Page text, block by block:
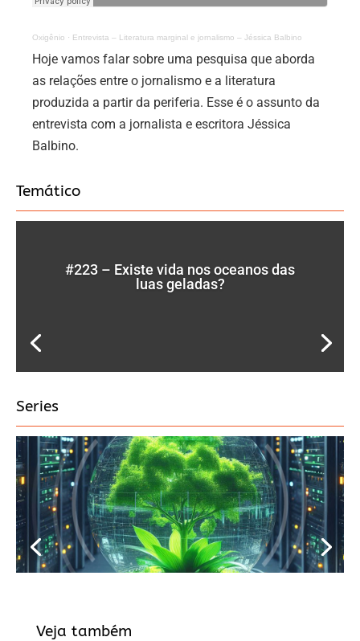
Oxigênio · Entrevista – Literatura marginal e jornalismo – Jéssica Balbino
Hoje vamos falar sobre uma pesquisa que aborda
as relações entre o jornalismo e a literatura
produzida a partir da periferia. Esse é o assunto da
entrevista com a jornalista e escritora Jéssica
Balbino.
Temático
#223 – Existe vida nos oceanos das
luas geladas?
Series
Veja também